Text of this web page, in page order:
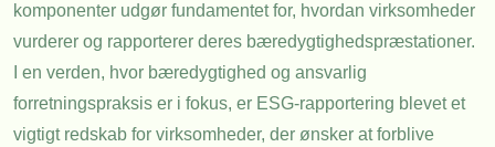
komponenter udgør fundamentet for, hvordan virksomheder
vurderer og rapporterer deres bæredygtighedspræstationer.
I en verden, hvor bæredygtighed og ansvarlig
forretningspraksis er i fokus, er ESG-rapportering blevet et
vigtigt redskab for virksomheder, der ønsker at forblive